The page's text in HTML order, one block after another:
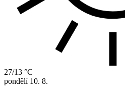
27/13 °C
pondělí 10. 8.